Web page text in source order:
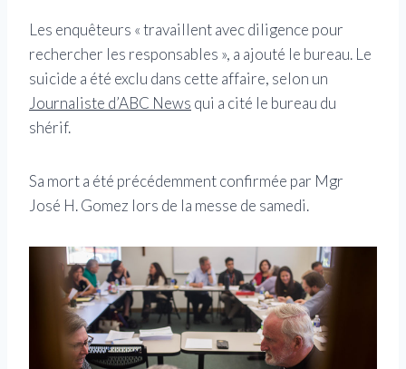
Les enquêteurs « travaillent avec diligence pour
rechercher les responsables », a ajouté le bureau. Le
suicide a été exclu dans cette affaire, selon un
Journaliste d’ABC News qui a cité le bureau du
shérif.
Sa mort a été précédemment confirmée par Mgr
José H. Gomez lors de la messe de samedi.